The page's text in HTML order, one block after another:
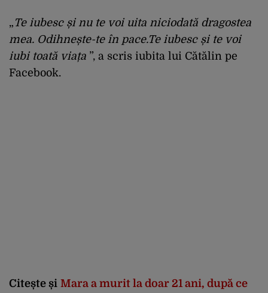
„ Te iubesc și nu te voi uita niciodată dragostea
mea. Odihnește-te în pace.Te iubesc și te voi
iubi toată viața ”, a scris iubita lui Cătălin pe
Facebook.
Citește și Mara a murit la doar 21 ani, după ce